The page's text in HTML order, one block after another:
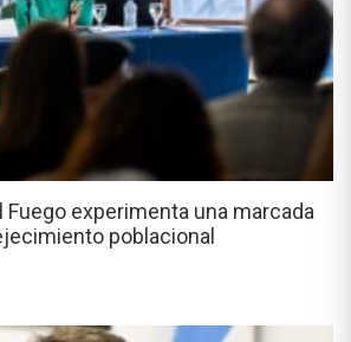
Fuego experimenta una marcada
poblacional